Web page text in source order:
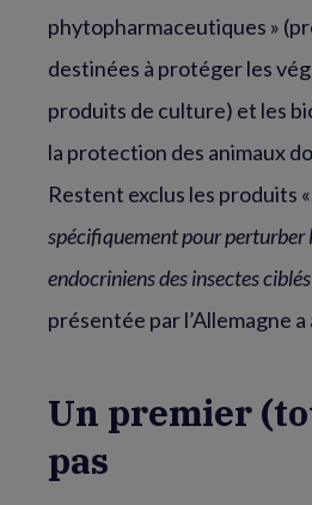
phytopharmaceutiques »
destinées à protéger les
produits de culture) et les
la protection des animaux
Restent exclus les produits «
spécifiquement pour perturber
endocriniens des insectes ciblés
présentée par l’Allemagne
Un premier
pas